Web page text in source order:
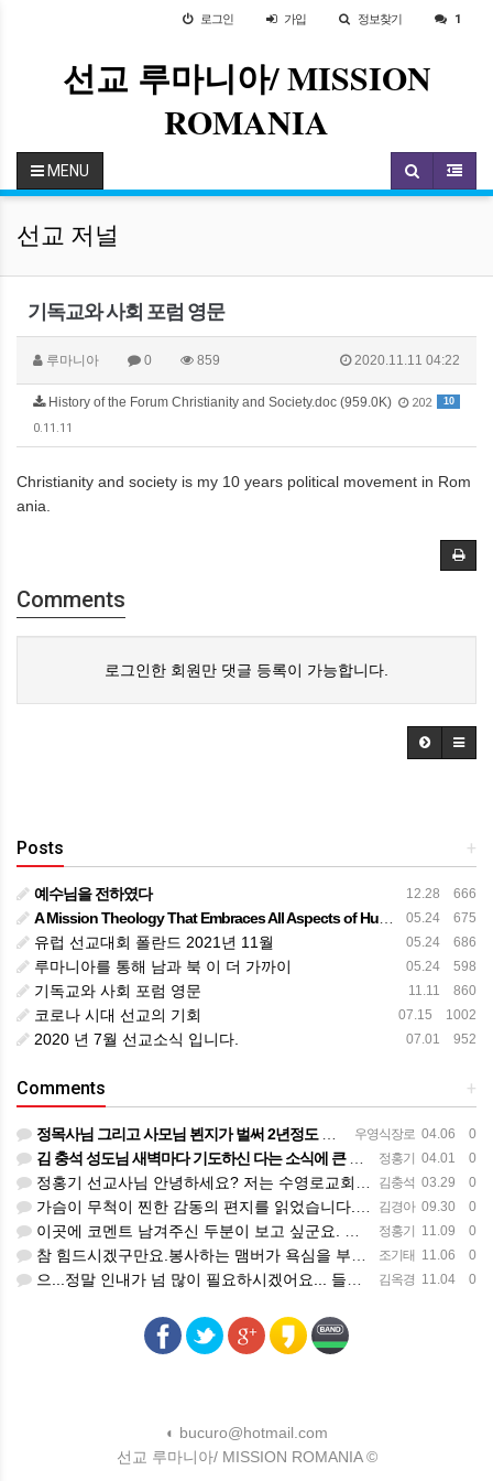
로그인 가입 정보찾기 1
선교 루마니아/ MISSION
ROMANIA
MENU
선교 저널
기독교와 사회 포럼 영문
루마니아 0 859 2020.11.11 04:22
10
History of the Forum Christianity and Society.doc (959.0K)
202
0.11.11
Christianity and society is my 10 years political movement in Rom
ania.
Comments
로그인한 회원만 댓글 등록이 가능합니다.
+
Posts
12.28 666
예수님을 전하였다
05.24 675
A Mission Theology That Embraces All Aspects of Human Life
05.24 686
유럽 선교대회 폴란드 2021년 11월
05.24 598
루마니아를 통해 남과 북 이 더 가까이
11.11 860
기독교와 사회 포럼 영문
07.15 1002
코로나 시대 선교의 기회
07.01 952
2020 년 7월 선교소식 입니다.
+
Comments
우영식장로 04.06 0
정목사님 그리고 사모님 뵌지가 벌써 2년정도 되는것 같습니다. 그동안도 주님 크신 사랑안에서 평안하시리라 믿…
정홍기 04.01 0
김 충석 성도님 새벽마다 기도하신 다는 소식에 큰 위로를 받습니다. 주님께 대한 사랑이라 생각 됩니다. 주님…
김충석 03.29 0
정홍기 선교사님 안녕하세요? 저는 수영로교회를 섬기는 김충석성도입니다. 국민은행에 근무하고 있구요. 지난번 …
김경아 09.30 0
가슴이 무척이 찐한 감동의 편지를 읽었습니다. 너무나 서로의 변함 없는 사랑을 본 받길 원합니다. 정말 예전…
정홍기 11.09 0
이곳에 코멘트 남겨주신 두분이 보고 싶군요. 일일히 소식 전하지 못함을 죄송하개 생각합니다.
조기태 11.06 0
참 힘드시겠구만요.봉사하는 맴버가 욕심을 부린다는거....언제나 그 마음이 변할려나.... 정말 스트레스 많…
김옥경 11.04 0
으...정말 인내가 넘 많이 필요하시겠어요... 들어와 보니 넘 좋은데...선교사님 옆에서 얘기 듣고 있는거…
◐ bucuro@hotmail.com
선교 루마니아/ MISSION ROMANIA ©